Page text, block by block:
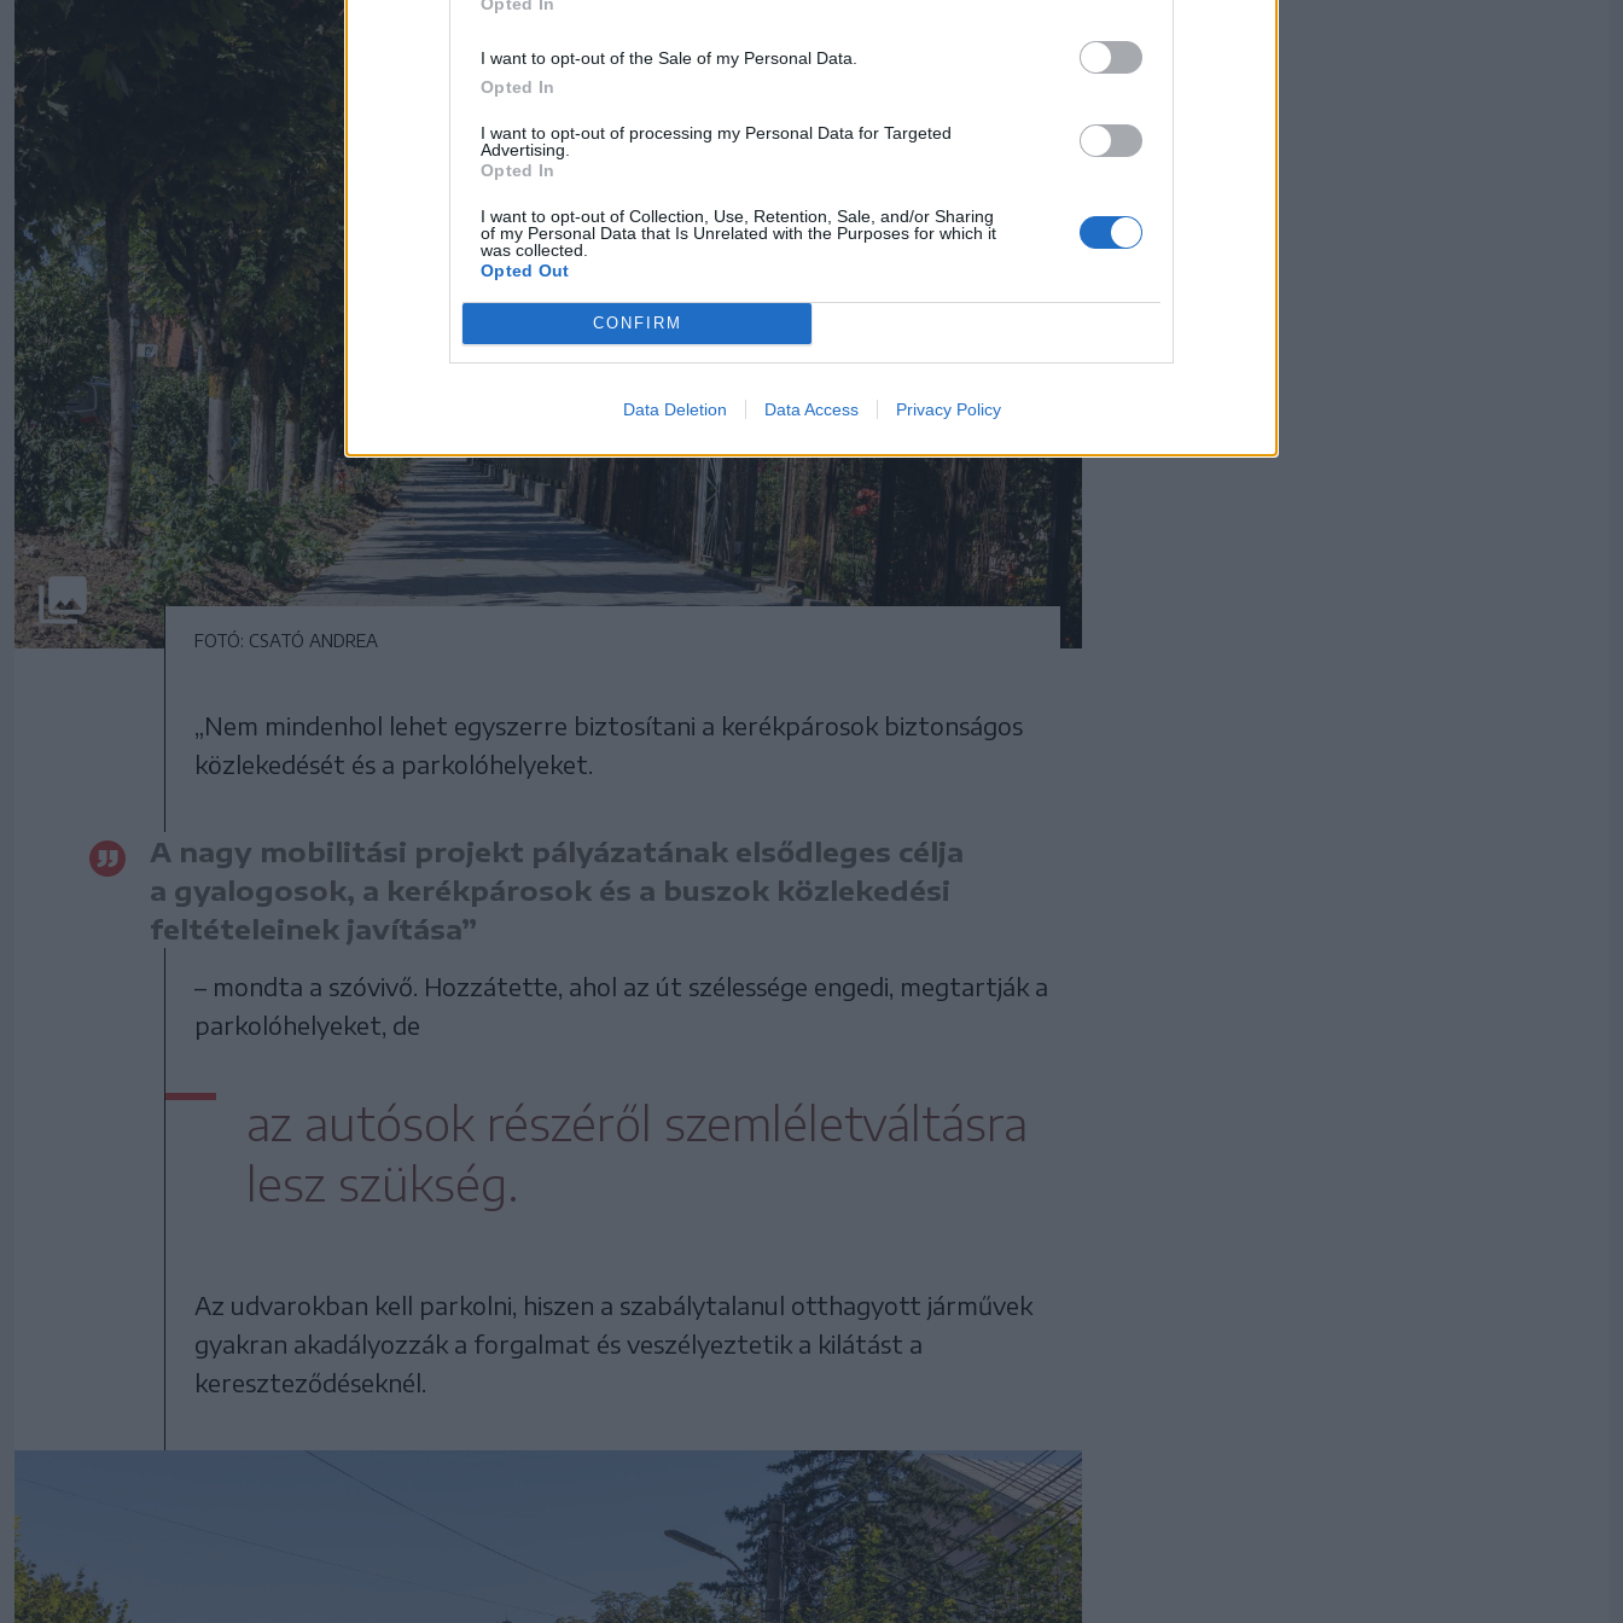
I want to opt-out of the Sale of my Personal Data.
Opted In
I want to opt-out of processing my Personal Data for Targeted
Advertising.
Opted In
I want to opt-out of Collection, Use, Retention, Sale, and/or Sharing
of my Personal Data that Is Unrelated with the Purposes for which it
was collected.
Opted Out
CONFIRM
Data Deletion Data Access Privacy Policy
FOTÓ: CSATÓ ANDREA
„Nem mindenhol lehet egyszerre biztosítani a kerékpárosok biztonságos
közlekedését és a parkolóhelyeket.
A nagy mobilitási projekt pályázatának elsődleges célja
a gyalogosok, a kerékpárosok és a buszok közlekedési
feltételeinek javítása”
– mondta a szóvivő. Hozzátette, ahol az út szélessége engedi, megtartják a
parkolóhelyeket, de
az autósok részéről szemléletváltásra
lesz szükség.
Az udvarokban kell parkolni, hiszen a szabálytalanul otthagyott járművek
gyakran akadályozzák a forgalmat és veszélyeztetik a kilátást a
kereszteződéseknél.